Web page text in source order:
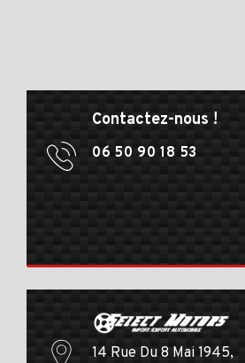
Contactez-nous !
06 50 90 18 53
14 Rue Du 8 Mai 1945,